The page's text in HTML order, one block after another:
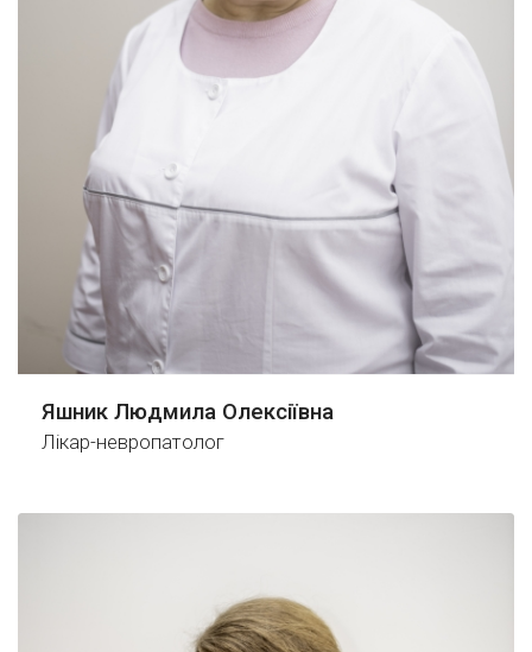
Яшник Людмила Олексіївна
Лікар-невропатолог